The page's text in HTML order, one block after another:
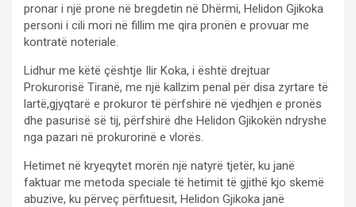
pronar i një prone në bregdetin në Dhërmi, Helidon Gjikoka
personi i cili mori në fillim me qira pronën e provuar me
kontratë noteriale.
Lidhur me këtë çështje Ilir Koka, i është drejtuar
Prokurorisë Tiranë, me një kallzim penal për disa zyrtare të
lartë,gjyqtarë e prokuror të përfshirë në vjedhjen e pronës
dhe pasurisë së tij, përfshirë dhe Helidon Gjikokën ndryshe
nga pazari në prokurorinë e vlorës.
Hetimet në kryeqytet morën një natyrë tjetër, ku janë
faktuar me metoda speciale të hetimit të gjithë kjo skemë
abuzive, ku përveç përfituesit, Helidon Gjikoka janë